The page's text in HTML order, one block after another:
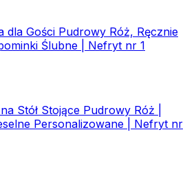
dla Gości Pudrowy Róż, Ręcznie
Ślubne | Nefryt nr 1
Stół Stojące Pudrowy Róż |
Personalizowane | Nefryt nr